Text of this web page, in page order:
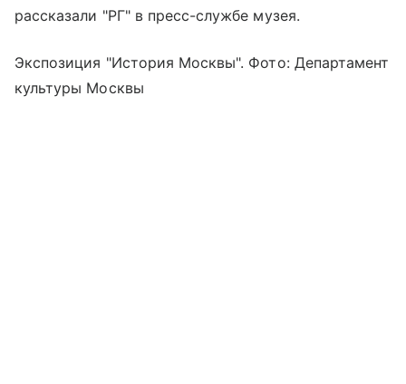
рассказали "РГ" в пресс-службе музея.
Экспозиция "История Москвы". Фото: Департамент
культуры Москвы